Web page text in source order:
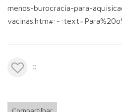
menos-burocracia-para-
0
Compartilhar